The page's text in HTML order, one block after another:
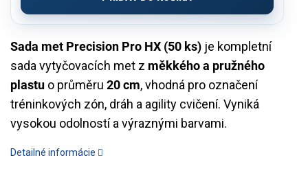
Sada met Precision Pro HX (50 ks) je kompletní
sada vytyčovacích met z měkkého a pružného
plastu o průměru 20 cm, vhodná pro označení
tréninkových zón, dráh a agility cvičení. Vyniká
vysokou odolností a výraznými barvami.
Detailné informácie